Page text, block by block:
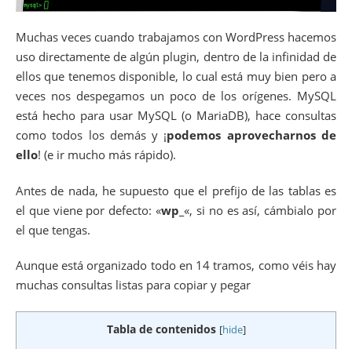
Muchas veces cuando trabajamos con WordPress hacemos
uso directamente de algún plugin, dentro de la infinidad de
ellos que tenemos disponible, lo cual está muy bien pero a
veces nos despegamos un poco de los orígenes. MySQL
está hecho para usar MySQL (o MariaDB), hace consultas
como todos los demás y ¡podemos aprovecharnos de
ello! (e ir mucho más rápido).
Antes de nada, he supuesto que el prefijo de las tablas es
el que viene por defecto: «wp_«, si no es así, cámbialo por
el que tengas.
Aunque está organizado todo en 14 tramos, como véis hay
muchas consultas listas para copiar y pegar
Tabla de contenidos [hide]